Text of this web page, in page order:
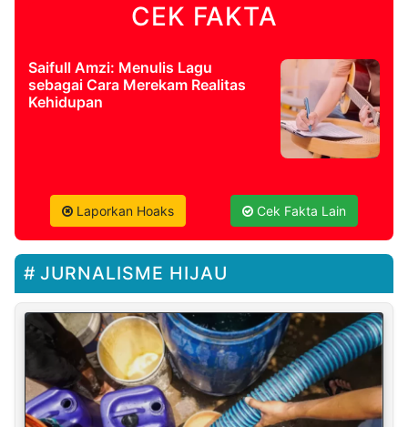
CEK FAKTA
Saifull Amzi: Menulis Lagu
sebagai Cara Merekam Realitas
Kehidupan
Laporkan Hoaks Cek Fakta Lain
JURNALISME HIJAU